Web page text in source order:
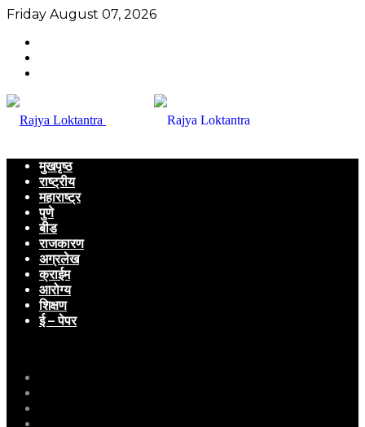
Friday August 07, 2026
मुखपृष्ठ
राष्ट्रीय
महाराष्ट्र
पुणे
बीड
राजकारण
अग्रलेख
क्राईम
आरोग्य
शिक्षण
ई – पेपर